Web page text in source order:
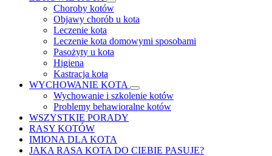
Choroby kotów
Objawy chorób u kota
Leczenie kota
Leczenie kota domowymi sposobami
Pasożyty u kota
Higiena
Kastracja kota
WYCHOWANIE KOTA
Wychowanie i szkolenie kotów
Problemy behawioralne kotów
WSZYSTKIE PORADY
RASY KOTÓW
IMIONA DLA KOTA
JAKA RASA KOTA DO CIEBIE PASUJE?